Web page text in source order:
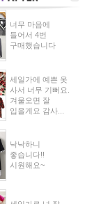
너무 마음에
들어서 4번
구매했습니다
세일가에 예쁜 옷
사서 너무 기뻐요.
겨울오면 잘
입을게요 감사...
낙낙하니
좋습니다!!
시원해요~